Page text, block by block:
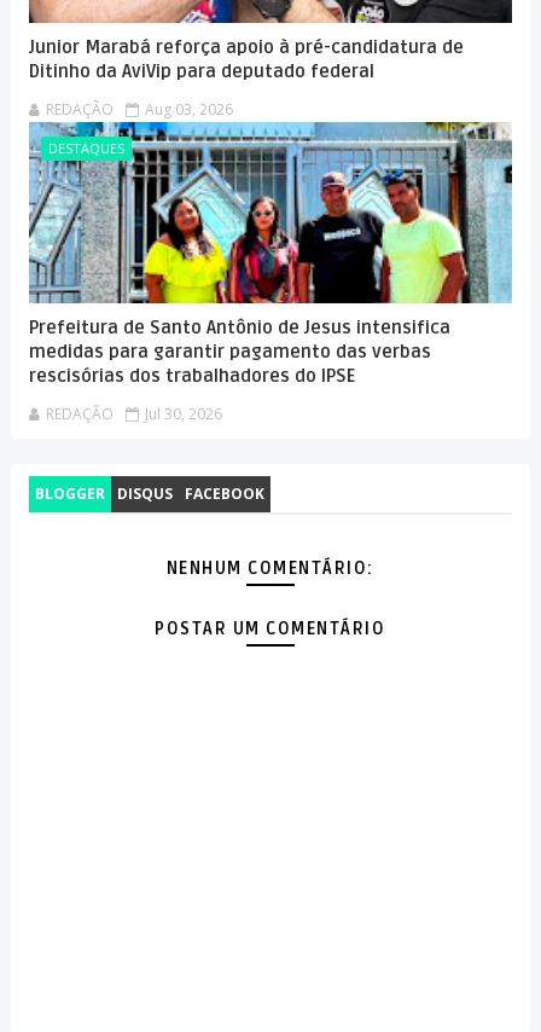
Junior Marabá reforça apoio à pré-candidatura de
Ditinho da AviVip para deputado federal
REDAÇÃO Aug 03, 2026
DESTAQUES
Prefeitura de Santo Antônio de Jesus intensifica
medidas para garantir pagamento das verbas
rescisórias dos trabalhadores do IPSE
REDAÇÃO Jul 30, 2026
BLOGGER DISQUS FACEBOOK
NENHUM COMENTÁRIO:
POSTAR UM COMENTÁRIO